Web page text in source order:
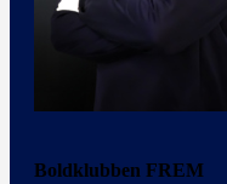
Boldklubben FREM